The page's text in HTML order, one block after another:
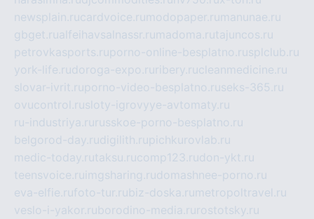
newsplain.rucardvoice.ru modopaper.ru manunae.ru
gbget.rualfeihavsalnassr.ru madoma.rutajuncos.ru
petrovkasports.ruporno-online-besplatno.rusplclub.ru
york-life.rudoroga-expo.ru ribery.rucleanmedicine.ru
slovar-ivrit.ruporno-video-besplatno.ruseks-365.ru
ovucontrol.rusloty-igrovyye-avtomaty.ru
ru-industriya.ru russkoe-porno-besplatno.ru
belgorod-day.rudigilith.rupichkurovlab.ru
medic-today.rutaksu.rucomp123.rudon-ykt.ru
teensvoice.ru imgsharing.rudomashnee-porno.ru
eva-elfie.rufoto-tur.rubiz-doska.ru metropoltravel.ru
veslo-i-yakor.ruborodino-media.ru rostotsky.ru